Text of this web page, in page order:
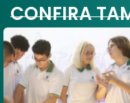
CONFIRA